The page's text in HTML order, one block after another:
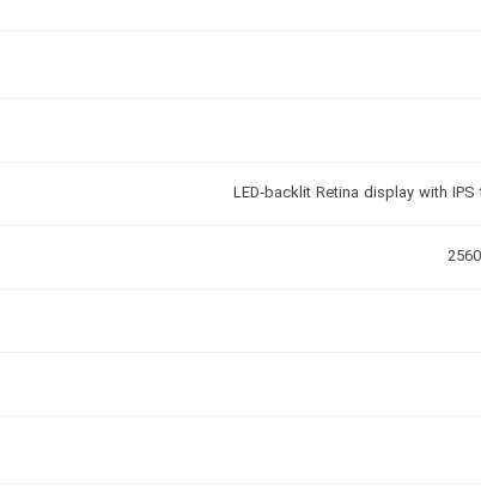
LED‑backlit Retina display with